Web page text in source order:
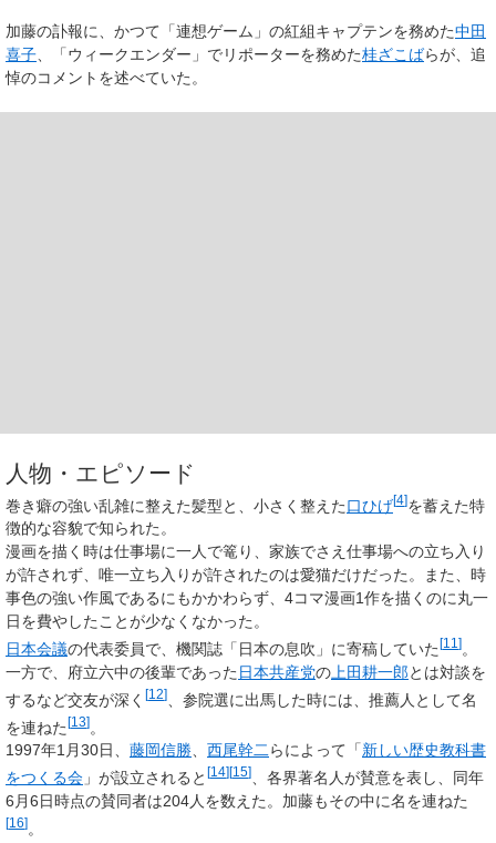
加藤の訃報に、かつて「連想ゲーム」の紅組キャプテンを務めた中田
喜子 、「ウィークエンダー」でリポーターを務めた桂ざこばらが、追
悼のコメントを述べていた。
人物・エピソード
巻き癖の強い乱雑に整えた髪型と、小さく整えた口ひげ[4]を蓄えた特
徴的な容貌で知られた。
漫画を描く時は仕事場に一人で篭り、家族でさえ仕事場への立ち入り
が許されず、唯一立ち入りが許されたのは愛猫だけだった。また、時
事色の強い作風であるにもかかわらず、4コマ漫画1作を描くのに丸一
日を費やしたことが少なくなかった。
日本会議の代表委員で、機関誌「日本の息吹」に寄稿していた [11 ] 。
一方で、府立六中の後輩であった 日本共産党の 上田耕一郎とは対談を
するなど交友が深く [12]
、参院選に出馬した時には、推薦人として名
を連ねた[13]。
1997年1月30日、 藤岡信勝、 西尾幹二らによって「新しい歴史教科書
をつくる会 」が設立されると [14][15]
、各界著名人が賛意を表し、同年
6月6日時点の賛同者は204人を数えた。加藤もその中に名を連ねた
[16]。